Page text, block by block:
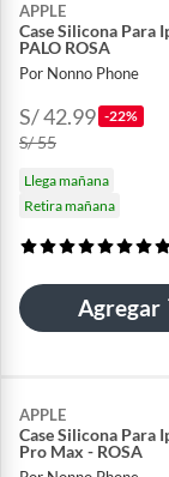
APPLE
Case Silicona Para
PALO ROSA
Por Nonno Phone
S/ 42.99 -22%
S/ 55
Llega mañana
Retira mañana
Agregar
APPLE
Case Silicona Para
Pro Max - ROSA